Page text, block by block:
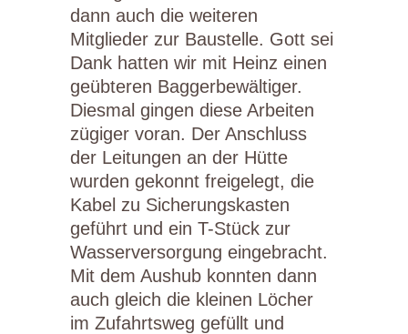
dann auch die weiteren
Mitglieder zur Baustelle. Gott sei
Dank hatten wir mit Heinz einen
geübteren Baggerbewältiger.
Diesmal gingen diese Arbeiten
zügiger voran. Der Anschluss
der Leitungen an der Hütte
wurden gekonnt freigelegt, die
Kabel zu Sicherungskasten
geführt und ein T-Stück zur
Wasserversorgung eingebracht.
Mit dem Aushub konnten dann
auch gleich die kleinen Löcher
im Zufahrtsweg gefüllt und